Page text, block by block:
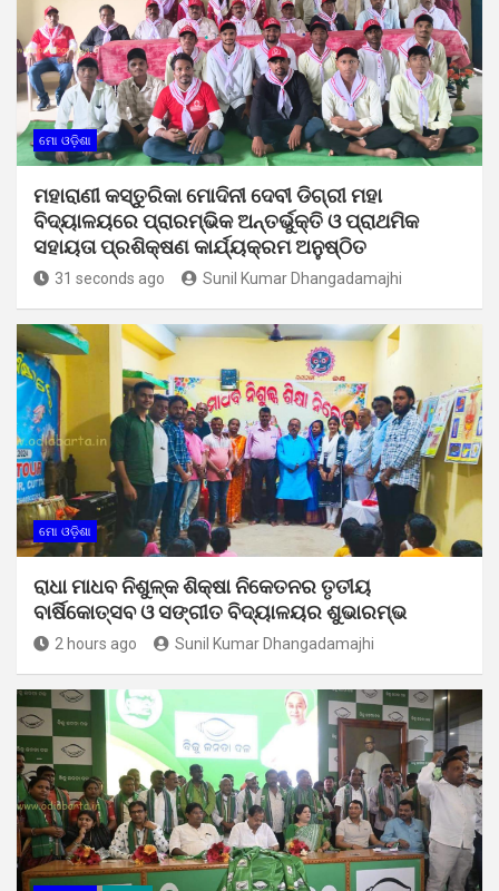
ମୋ ଓଡ଼ିଶା
ମହାରାଣୀ କସ୍ତୁରିକା ମୋଦିନୀ ଦେବୀ ଡିଗ୍ରୀ ମହା
ବିଦ୍ୟାଳୟରେ ପ୍ରାରମ୍ଭିକ ଅନ୍ତର୍ଭୁକ୍ତି ଓ ପ୍ରାଥମିକ
ସହାୟତା ପ୍ରଶିକ୍ଷଣ କାର୍ଯ୍ୟକ୍ରମ ଅନୁଷ୍ଠିତ
31 seconds ago Sunil Kumar Dhangadamajhi
ମୋ ଓଡ଼ିଶା
ରାଧା ମାଧବ ନିଶୁଳ୍କ ଶିକ୍ଷା ନିକେତନର ତୃତୀୟ
ବାର୍ଷିକୋତ୍ସବ ଓ ସଙ୍ଗୀତ ବିଦ୍ୟାଳୟର ଶୁଭାରମ୍ଭ
2 hours ago Sunil Kumar Dhangadamajhi